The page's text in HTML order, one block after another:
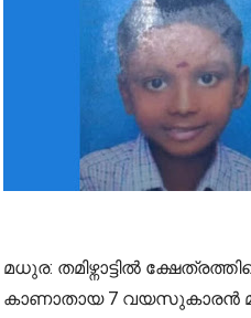
മധുര: തമിഴ്നാട്ടിൽ
കാണാതായ 7 വയസുകാരൻ